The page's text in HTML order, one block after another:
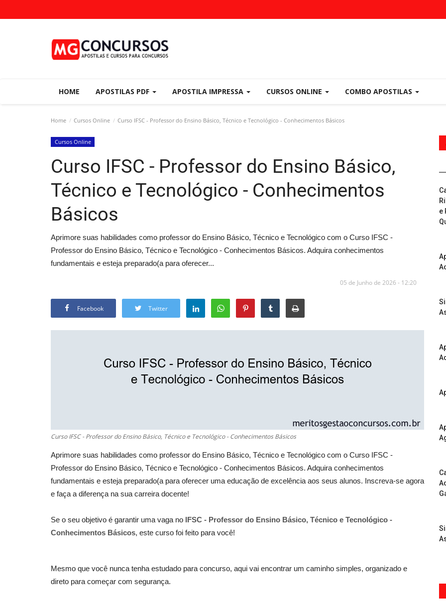
HOME APOSTILAS PDF APOSTILA IMPRESSA CURSOS ONLINE COMBO APOSTILAS
Home Cursos Online Curso IFSC - Professor do Ensino Básico, Técnico e Tecnológico - Conhecimentos Básicos
Cursos Online
Curso IFSC - Professor do Ensino Básico,
Técnico e Tecnológico - Conhecimentos
Básicos
Aprimore suas habilidades como professor do Ensino Básico, Técnico e Tecnológico com o Curso IFSC -
Professor do Ensino Básico, Técnico e Tecnológico - Conhecimentos Básicos. Adquira conhecimentos
fundamentais e esteja preparado(a para oferecer...
05 de Junho de 2026 - 12:20
Facebook Twitter
Curso IFSC - Professor do Ensino Básico, Técnico e Tecnológico - Conhecimentos Básicos
Aprimore suas habilidades como professor do Ensino Básico, Técnico e Tecnológico com o Curso IFSC -
Professor do Ensino Básico, Técnico e Tecnológico - Conhecimentos Básicos. Adquira conhecimentos
fundamentais e esteja preparado(a para oferecer uma educação de excelência aos seus alunos. Inscreva-se agora
e faça a diferença na sua carreira docente!
Se o seu objetivo é garantir uma vaga no IFSC - Professor do Ensino Básico, Técnico e Tecnológico -
Conhecimentos Básicos, este curso foi feito para você!
Mesmo que você nunca tenha estudado para concurso, aqui vai encontrar um caminho simples, organizado e
direto para começar com segurança.
e